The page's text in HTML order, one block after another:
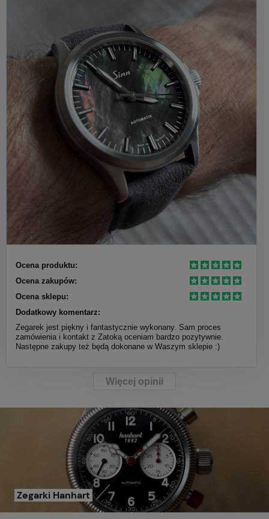
Ocena produktu:
Ocena zakupów:
Ocena sklepu:
Dodatkowy komentarz:
Zegarek jest piękny i fantastycznie wykonany. Sam proces
zamówienia i kontakt z Zatoką oceniam bardzo pozytywnie.
Następne zakupy też będą dokonane w Waszym sklepie :)
Więcej opinii
Zegarki Hanhart